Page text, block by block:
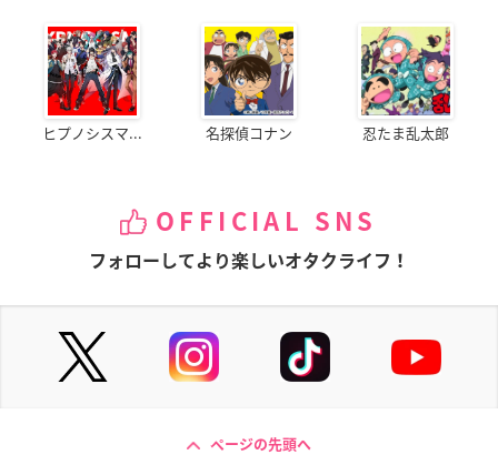
ヒプノシスマ... 名探偵コナン 忍たま乱太郎
OFFICIAL SNS
フォローしてより楽しいオタクライフ！
ページの先頭へ